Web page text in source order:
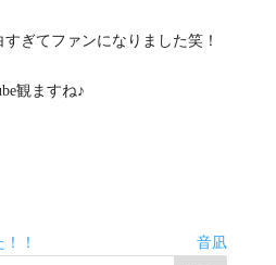
ぎてファンになりました笑！
観ますね♪
！
音凪